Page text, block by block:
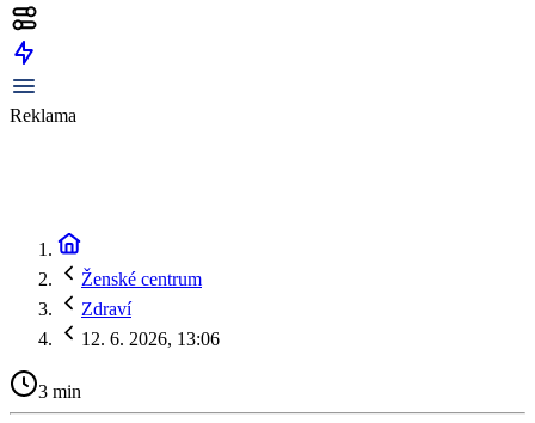
Reklama
Ženské centrum
Zdraví
12. 6. 2026, 13:06
3 min